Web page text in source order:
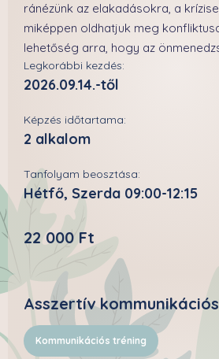
ránézünk az elakadásokra, a
miképpen oldhatjuk meg
lehetőség arra, hogy az
Legkorábbi kezdés:
2026.09.14.-től
Képzés időtartama:
2 alkalom
Tanfolyam beosztása:
Hétfő, Szerda 09:00-12:15
22 000 Ft
Asszertív
Kommunikációs tréning